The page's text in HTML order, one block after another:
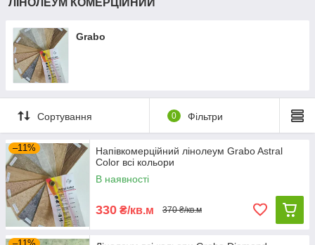
ЛІНОЛЕУМ КОМЕРЦІЙНИЙ
Grabo
Сортування 0 Фільтри
–11%
Напівкомерційний лінолеум Grabo Astral
Color всі кольори
В наявності
330 ₴/кв.м 370 ₴/кв.м